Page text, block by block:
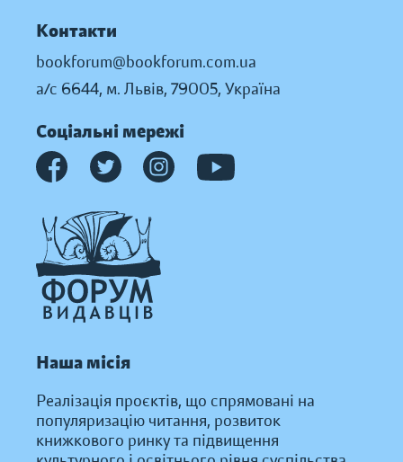
Контакти
bookforum@bookforum.com.ua
а/с 6644, м. Львів, 79005, Україна
Соціальні мережі
Наша місія
Реалізація проєктів, що спрямовані на
популяризацію читання, розвиток
книжкового ринку та підвищення